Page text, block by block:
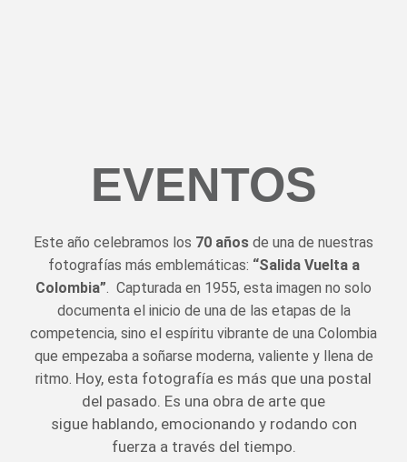
EVENTOS
Este año celebramos los 70 años de una de nuestras
fotografías más emblemáticas: “Salida Vuelta a
Colombia” . Capturada en 1955, esta imagen no solo
documenta el inicio de una de las etapas de la
competencia, sino el espíritu vibrante de una Colombia
que empezaba a soñarse moderna, valiente y llena de
ritmo. Hoy, esta fotografía es más que una postal
del pasado. Es una obra de arte que
sigue hablando, emocionando y rodando con
fuerza a través del tiempo.